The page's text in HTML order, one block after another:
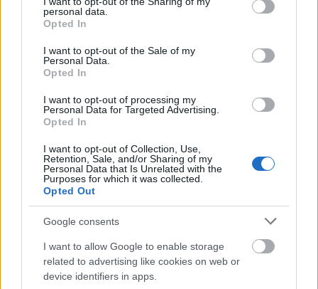
grant or deny consent to Google and its third-party tags to
use your data for below specified purposes in below Google
consent section.
personal data.
Opted In
I want to opt-out of the Sale of my
Personal Data.
Opted In
I want to opt-out of processing my
Personal Data for Targeted Advertising.
Opted In
I want to opt-out of Collection, Use,
Retention, Sale, and/or Sharing of my
Personal Data that Is Unrelated with the
Purposes for which it was collected.
Opted Out
Google consents
I want to allow Google to enable storage
related to advertising like cookies on web or
device identifiers in apps.
és Mehringer Marci kedvenc 2023-as
zenéi
soostamas•2024. február 14.
Miután listába szedtük a legjobb külföldi és magyar
lemezeket, filmeket és sorozatokat, idén is
megkértünk zenészeket, hogy gyűjtsék össze a
egyik legizgalmasabb fiatal producert, a Dzsindzser
néven (is) alkotó Závodi Marcelt, a Jazzboisban is…